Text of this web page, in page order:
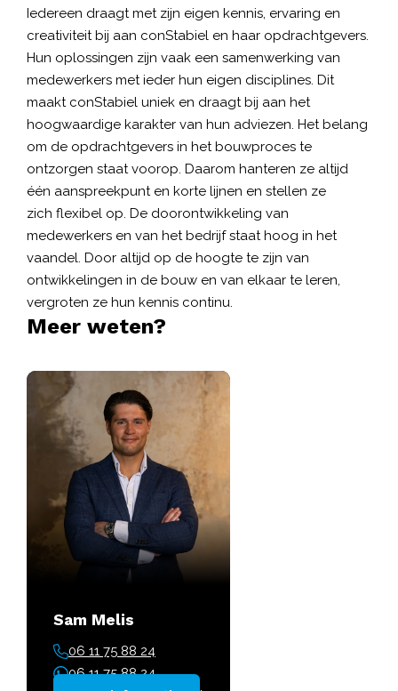
Iedereen draagt met zijn eigen kennis, ervaring en
creativiteit bij aan conStabiel en haar opdrachtgevers.
Hun oplossingen zijn vaak een samenwerking van
medewerkers met ieder hun eigen disciplines. Dit
maakt conStabiel uniek en draagt bij aan het
hoogwaardige karakter van hun adviezen. Het belang
om de opdrachtgevers in het bouwproces te
ontzorgen staat voorop. Daarom hanteren ze altijd
één aanspreekpunt en korte lijnen en stellen ze
zich flexibel op. De doorontwikkeling van
medewerkers en van het bedrijf staat hoog in het
vaandel. Door altijd op de hoogte te zijn van
ontwikkelingen in de bouw en van elkaar te leren,
vergroten ze hun kennis continu.
Meer weten?
Sam Melis
06 11 75 88 24
06 11 75 88 24